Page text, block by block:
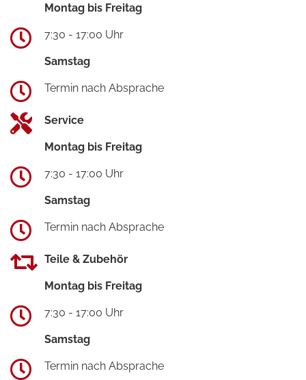
Montag bis Freitag
7:30 - 17:00 Uhr
Samstag
Termin nach Absprache
Service
Montag bis Freitag
7:30 - 17:00 Uhr
Samstag
Termin nach Absprache
Teile & Zubehör
Montag bis Freitag
7:30 - 17:00 Uhr
Samstag
Termin nach Absprache